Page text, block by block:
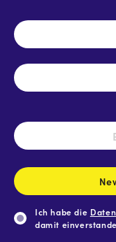
Name *
E-
Mail-
Ich habe die
damit